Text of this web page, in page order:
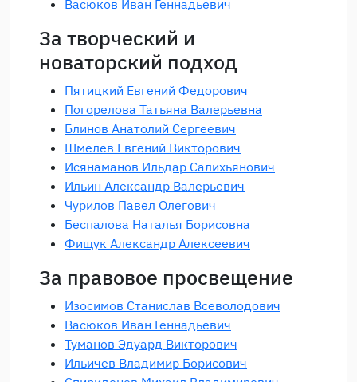
Васюков Иван Геннадьевич
За творческий и
новаторский подход
Пятицкий Евгений Федорович
Погорелова Татьяна Валерьевна
Блинов Анатолий Сергеевич
Шмелев Евгений Викторович
Исянаманов Ильдар Салихьянович
Ильин Александр Валерьевич
Чурилов Павел Олегович
Беспалова Наталья Борисовна
Фищук Александр Алексеевич
За правовое просвещение
Изосимов Станислав Всеволодович
Васюков Иван Геннадьевич
Туманов Эдуард Викторович
Ильичев Владимир Борисович